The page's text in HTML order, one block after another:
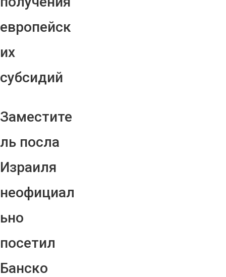
европейск
их
субсидий
Заместите
ль посла
Израиля
неофициал
ьно
посетил
Банско